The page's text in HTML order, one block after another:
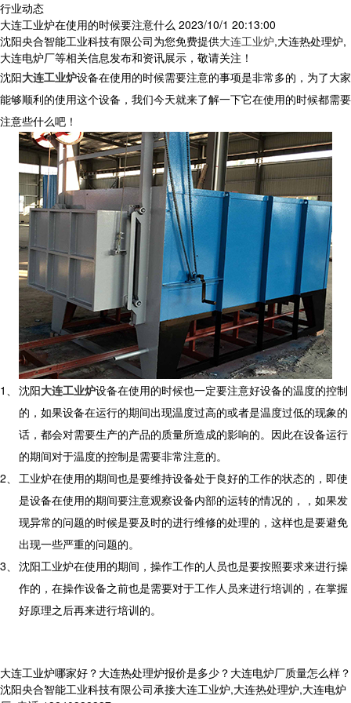
行业动态
大连工业炉在使用的时候要注意什么 2023/10/1 20:13:00
沈阳央合智能工业科技有限公司为您免费提供大连工业炉,大连热处理炉,
大连电炉厂等相关信息发布和资讯展示，敬请关注！
沈阳大连工业炉设备在使用的时候需要注意的事项是非常多的，为了大家
能够顺利的使用这个设备，我们今天就来了解一下它在使用的时候都需要
注意些什么吧！
1、 沈阳大连工业炉设备在使用的时候也一定要注意好设备的温度的控制
的，如果设备在运行的期间出现温度过高的或者是温度过低的现象的
话，都会对需要生产的产品的质量所造成的影响的。因此在设备运行
的期间对于温度的控制是需要非常注意的。
2、 工业炉在使用的期间也是要维持设备处于良好的工作的状态的，即使
是设备在使用的期间要注意观察设备内部的运转的情况的，，如果发
现异常的问题的时候是要及时的进行维修的处理的，这样也是要避免
出现一些严重的问题的。
3、 沈阳工业炉在使用的期间，操作工作的人员也是要按照要求来进行操
作的，在操作设备之前也是需要对于工作人员来进行培训的，在掌握
好原理之后再来进行培训的。
大连工业炉哪家好？大连热处理炉报价是多少？大连电炉厂质量怎么样？
沈阳央合智能工业科技有限公司承接大连工业炉,大连热处理炉,大连电炉